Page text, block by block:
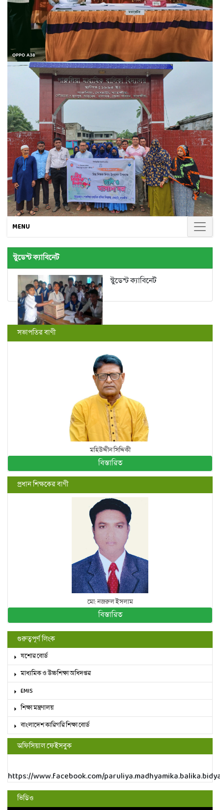
MENU
স্টুডেন্ট ক্যাবিনেট
স্টুডেন্ট ক্যাবিনেট
সভাপতির বাণী
মহিউদ্দীন সিদ্দিকী
বিস্তারিত
প্রধান শিক্ষকের বাণী
মো: নজরুল ইসলাম
বিস্তারিত
গুরুত্বপূর্ণ লিংক
যশোর বোর্ড
মাধ্যমিক ও উচ্চশিক্ষা অধিদপ্তর
EMIS
শিক্ষা মন্ত্রণালয়
বাংলাদেশ কারিগরি শিক্ষা বোর্ড
অফিসিয়াল ফেইসবুক
https://www.facebook.com/
ভিডিও